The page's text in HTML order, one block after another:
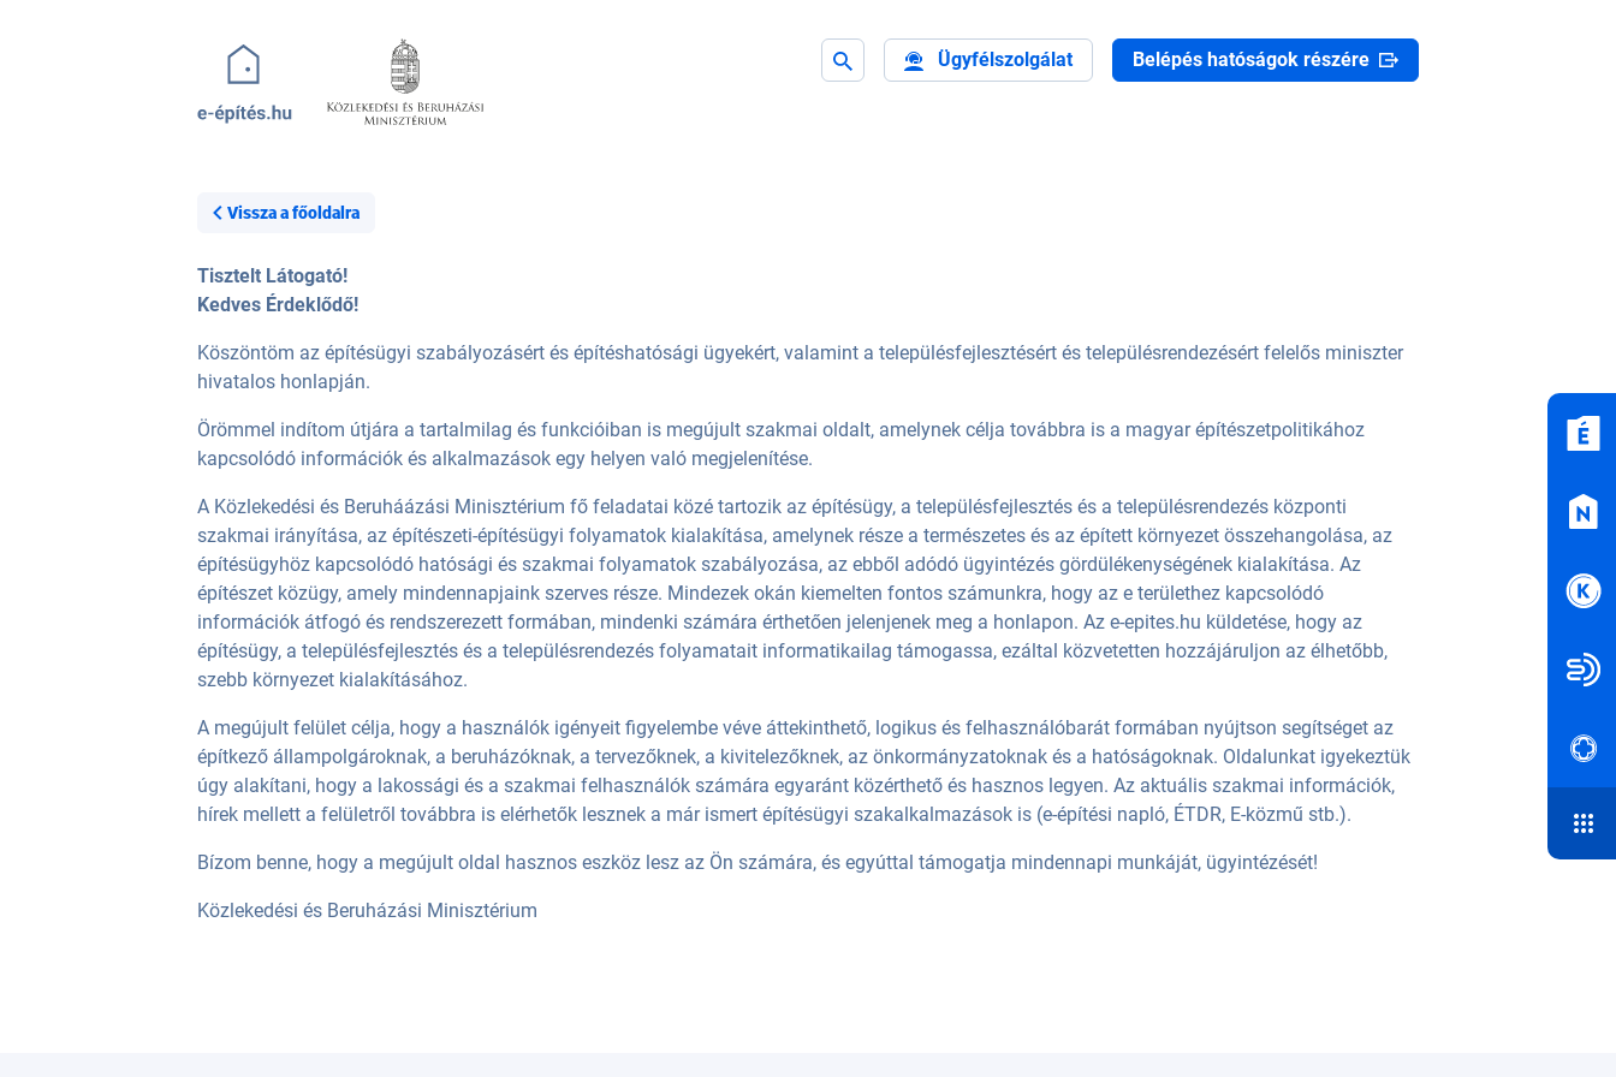
Ügyfélszolgálat Belépés hatóságok részére
Vissza a főoldalra
Tisztelt Látogató!
Kedves Érdeklődő!
Köszöntöm az építésügyi szabályozásért és építéshatósági ügyekért, valamint a településfejlesztésért és településrendezésért felelős miniszter
hivatalos honlapján.
Örömmel indítom útjára a tartalmilag és funkcióiban is megújult szakmai oldalt, amelynek célja továbbra is a magyar építészetpolitikához
kapcsolódó információk és alkalmazások egy helyen való megjelenítése.
A Közlekedési és Beruháázási Minisztérium fő feladatai közé tartozik az építésügy, a településfejlesztés és a településrendezés központi
szakmai irányítása, az építészeti-építésügyi folyamatok kialakítása, amelynek része a természetes és az épített környezet összehangolása, az
építésügyhöz kapcsolódó hatósági és szakmai folyamatok szabályozása, az ebből adódó ügyintézés gördülékenységének kialakítása. Az
építészet közügy, amely mindennapjaink szerves része. Mindezek okán kiemelten fontos számunkra, hogy az e területhez kapcsolódó
információk átfogó és rendszerezett formában, mindenki számára érthetően jelenjenek meg a honlapon. Az e-epites.hu küldetése, hogy az
építésügy, a településfejlesztés és a településrendezés folyamatait informatikailag támogassa, ezáltal közvetetten hozzájáruljon az élhetőbb,
szebb környezet kialakításához.
A megújult felület célja, hogy a használók igényeit figyelembe véve áttekinthető, logikus és felhasználóbarát formában nyújtson segítséget az
építkező állampolgároknak, a beruházóknak, a tervezőknek, a kivitelezőknek, az önkormányzatoknak és a hatóságoknak. Oldalunkat igyekeztük
úgy alakítani, hogy a lakossági és a szakmai felhasználók számára egyaránt közérthető és hasznos legyen. Az aktuális szakmai információk,
hírek mellett a felületről továbbra is elérhetők lesznek a már ismert építésügyi szakalkalmazások is (e-építési napló, ÉTDR, E-közmű stb.).
Bízom benne, hogy a megújult oldal hasznos eszköz lesz az Ön számára, és egyúttal támogatja mindennapi munkáját, ügyintézését!
Közlekedési és Beruházási Minisztérium